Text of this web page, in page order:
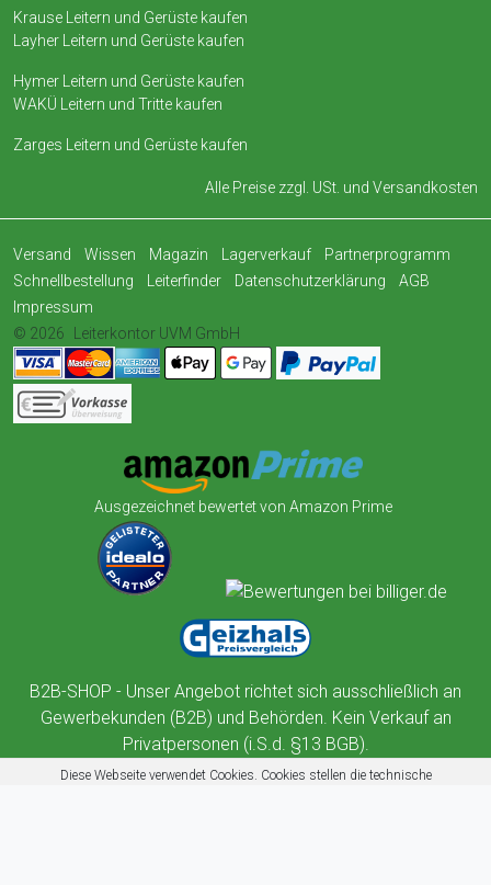
Krause Leitern und Gerüste kaufen
Layher Leitern und Gerüste kaufen
Hymer Leitern und Gerüste kaufen
WAKÜ Leitern und Tritte kaufen
Zarges Leitern und Gerüste kaufen
Alle Preise zzgl. USt. und Versandkosten
Versand Wissen Magazin Lagerverkauf
Partnerprogramm
Schnellbestellung
Leiterfinder Datenschutzerklärung
AGB
Impressum
© 2026
Leiterkontor UVM GmbH
Ausgezeichnet bewertet von Amazon Prime
B2B-SHOP - Unser Angebot richtet sich ausschließlich an
Gewerbekunden (B2B) und Behörden. Kein Verkauf an
Privatpersonen (i.S.d. §13 BGB).
Diese Webseite verwendet Cookies. Cookies stellen die technische